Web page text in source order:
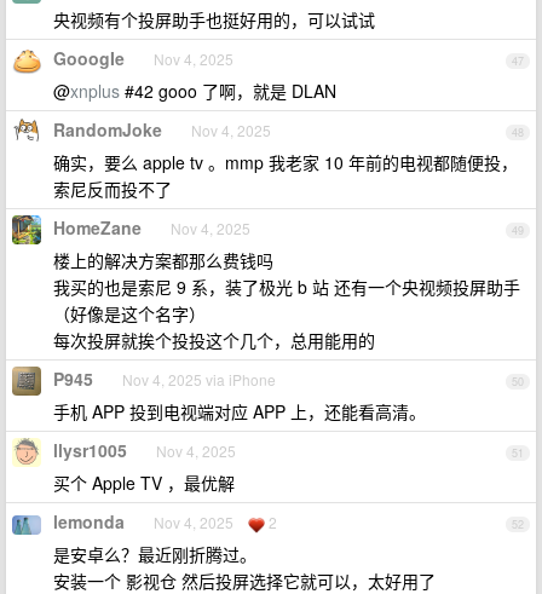
央视频有个投屏助手也挺好用的，可以试试
47
GooogIe Nov 4, 2025
@xnplus #42 gooo 了啊，就是 DLAN
48
RandomJoke Nov 4, 2025
确实，要么 apple tv 。mmp 我老家 10 年前的电视都随便投，
索尼反而投不了
49
HomeZane Nov 4, 2025
楼上的解决方案都那么费钱吗
我买的也是索尼 9 系，装了极光 b 站 还有一个央视频投屏助手
（好像是这个名字）
每次投屏就挨个投投这个几个，总用能用的
50
P945 Nov 4, 2025 via iPhone
手机 APP 投到电视端对应 APP 上，还能看高清。
51
llysr1005 Nov 4, 2025
买个 Apple TV ，最优解
52
lemonda Nov 4, 2025 2
是安卓么？最近刚折腾过。
安装一个 影视仓 然后投屏选择它就可以，太好用了